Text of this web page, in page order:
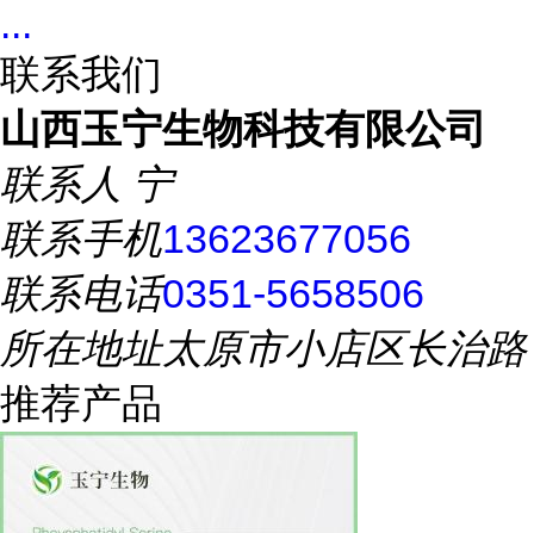
...
联系我们
山西玉宁生物科技有限公司
联系人 宁
联系手机13623677056
联系电话0351-5658506
所在地址太原市小店区长治路
推荐产品